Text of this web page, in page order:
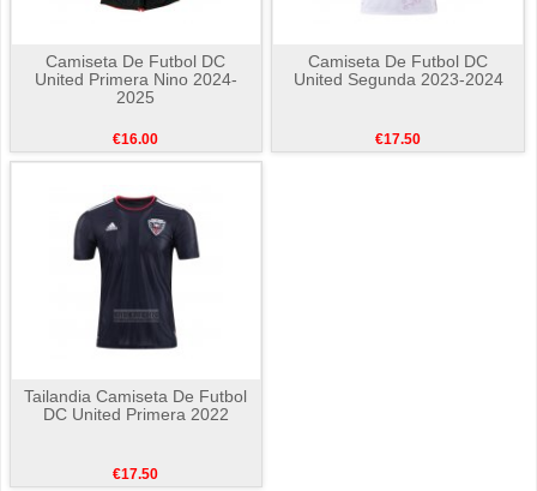
Camiseta De Futbol DC
United Primera Nino 2024-
2025
€16.00
Camiseta De Futbol DC
United Segunda 2023-2024
€17.50
Tailandia Camiseta De Futbol
DC United Primera 2022
€17.50